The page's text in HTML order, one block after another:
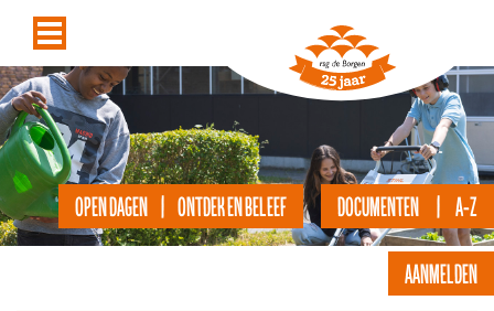
DOCUMENTEN | A-Z
OPEN DAGEN | ONTDEK EN BELEEF
AANMELDEN